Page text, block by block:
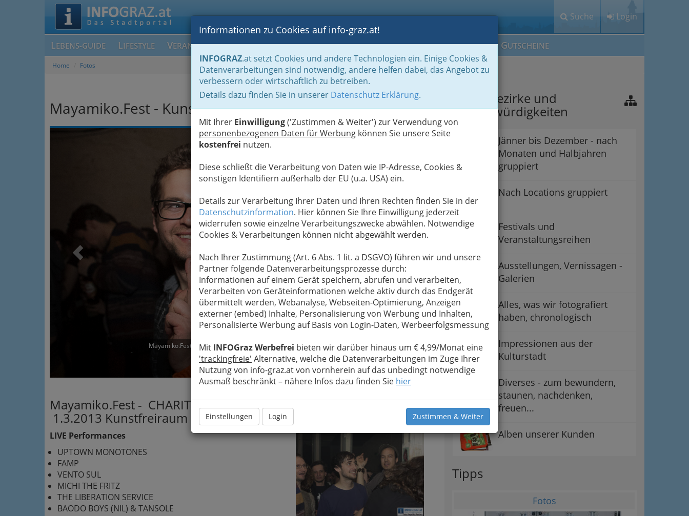
Suche Login
LEBENS-GUIDE LIFESTYLE VERANSTALTUNGEN BLOGS FOTOS GASTRONOMIE BRANCHEN MEIN IG GUTSCHEINE
Informationen zu Cookies auf info-graz.at!
INFOGRAZ.at setzt Cookies und andere Technologien ein. Einige Cookies &
Datenverarbeitungen sind notwendig, andere helfen dabei, das Angebot zu
verbessern oder wirtschaftlich zu betreiben.
Details dazu finden Sie in unserer Datenschutz Erklärung.
Mit Ihrer Einwilligung('Zustimmen & Weiter') zur Verwendung von
personenbezogenen Daten für Werbung können Sie unsere Seite
kostenfrei nutzen.
Diese schließt die Verarbeitung von Daten wie IP-Adresse, Cookies &
sonstigen Identifiern außerhalb der EU (u.a. USA) ein.
Details zur Verarbeitung Ihrer Daten und Ihren Rechten finden Sie in der
Datenschutzinformation. Hier können Sie Ihre Einwilligung jederzeit
widerrufen sowie einzelne Verarbeitungszwecke abwählen. Notwendige
Cookies & Verarbeitungen können nicht abgewählt werden.
Nach Ihrer Zustimmung (Art. 6 Abs. 1 lit. a DSGVO) führen wir und unsere
Partner folgende Datenverarbeitungsprozesse durch:
Informationen auf einem Gerät speichern, abrufen und verarbeiten,
Verarbeiten von Geräteinformationen welche aktiv durch das Endgerät
übermittelt werden, Webanalyse, Webseiten-Optimierung, Anzeigen
externer (embed) Inhalte, Personalisierung von Werbung und Inhalten,
Personalisierte Werbung auf Basis von Login-Daten, Werbeerfolgsmessung
Mit INFOGraz Werbefrei bieten wir darüber hinaus um € 4,99/Monat eine
'trackingfreie' Alternative, welche die Datenverarbeitungen im Zuge Ihrer
Nutzung von info-graz.at von vornherein auf das unbedingt notwendige
Ausmaß beschränkt – nähere Infos dazu finden Sie hier
Einstellungen Login Zustimmen & Weiter
Home Fotos
Mayamiko.Fest - Kunstfreiraum Papierfabrik
Mayamiko.Fest - CHARITY FOR YOUNGSTERS IN MALAWI - 001
Vergrößern
Next
Mayamiko.Fest - CHARITY FOR YOUNGSTERS IN MALAWI
1.3.2013 Kunstfreiraum Papierfabrik Graz
LIVE Performances
UPTOWN MONOTONES
FAMP
VENTO SUL
MICHI THE FRITZ
THE LIBERATION SERVICE
BAODO BOYS (NIL) & TANSOLE
Graz - Bezirke und
Sehenswürdigkeiten
Jänner bis Dezember - nach
Monaten und Halbjahren
gruppiert
Nach Locations gruppiert
Festivals und
Veranstaltungsreihen
Ausstellungen, Vernissagen -
Galerien
Alles, was wir fotografiert
haben, chronologisch
Impressionen aus der
Kulturstadt
Diverses - zum bewundern,
staunen, nachdenken,
freuen...
Alben unserer Kunden
Tipps
Fotos